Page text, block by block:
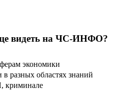
видеть на ЧС-ИНФО?
экономики
разных областях знаний
криминале